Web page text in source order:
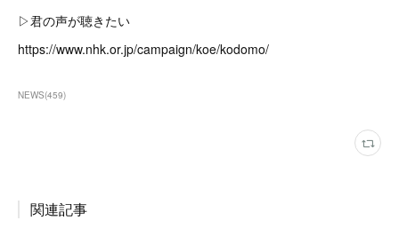
▷君の声が聴きたい
https://www.nhk.or.jp/campaign/koe/kodomo/
NEWS(459)
関連記事